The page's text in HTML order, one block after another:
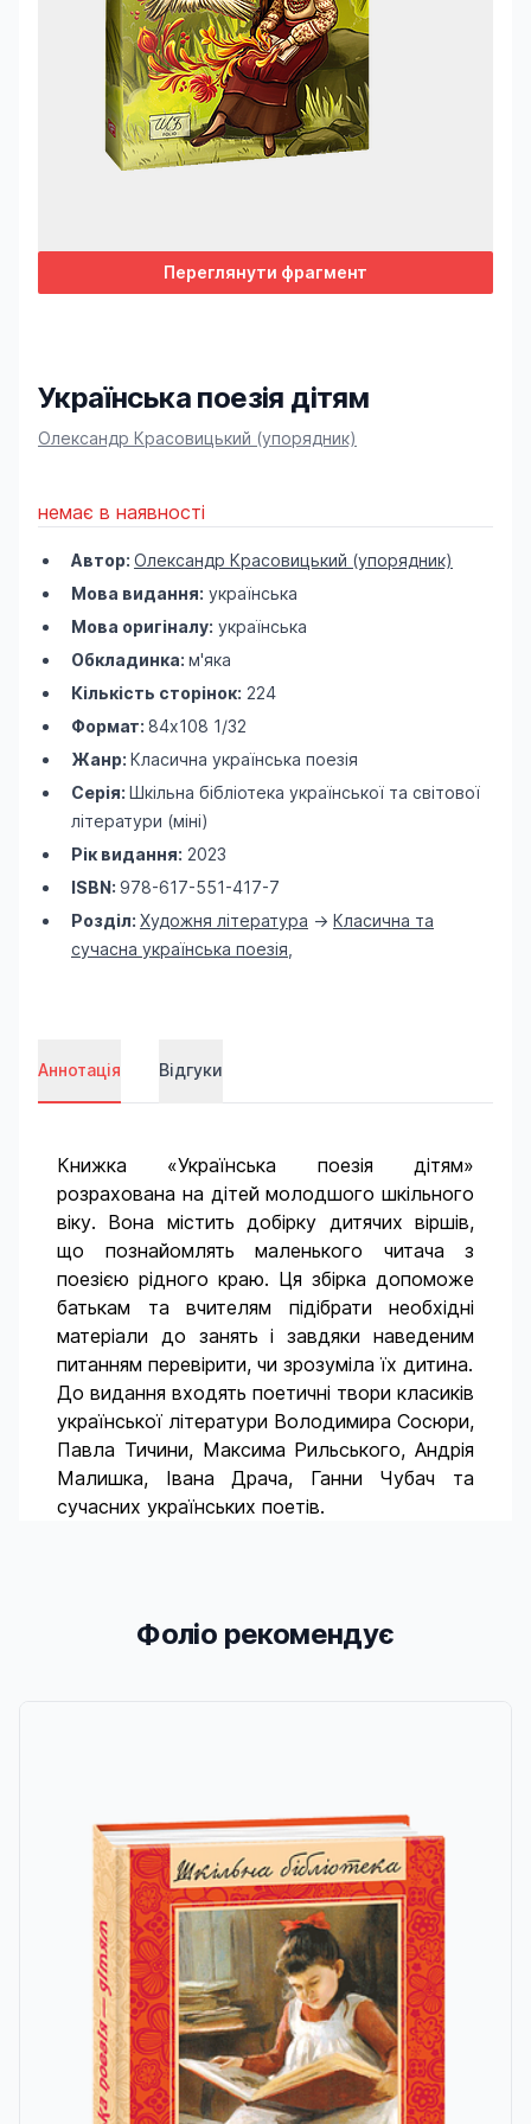
Переглянути фрагмент
Українська поезія дітям
Product information
Олександр Красовицький (упорядник)
немає в наявності
Автор: Олександр Красовицький (упорядник)
Мова видання: українська
Мова оригіналу: українська
Обкладинка: м'яка
Кількість сторінок: 224
Формат: 84х108 1/32
Жанр: Класична українська поезія
Серія: Шкільна бібліотека української та світової
літератури (міні)
Рік видання: 2023
ISBN: 978-617-551-417-7
Розділ: Художня література -> Класична та
сучасна українська поезія
Аннотація Відгуки
Книжка «Українська поезія дітям»
розрахована на дітей молодшого шкільного
віку. Вона містить добірку дитячих віршів,
що познайомлять маленького читача з
поезією рідного краю. Ця збірка допоможе
батькам та вчителям підібрати необхідні
матеріали до занять і завдяки наведеним
питанням перевірити, чи зрозуміла їх дитина.
До видання входять поетичні твори класиків
української літератури Володимира Сосюри,
Павла Тичини, Максима Рильського, Андрія
Малишка, Івана Драча, Ганни Чубач та
сучасних українських поетів.
Фоліо рекомендує